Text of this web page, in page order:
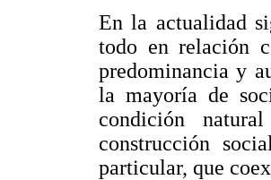
En la actualidad
todo en relación
predominancia y
la mayoría de
condición
construcción
particular, que